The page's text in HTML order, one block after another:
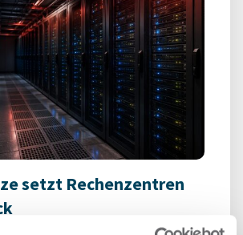
setzt Rechenzentren